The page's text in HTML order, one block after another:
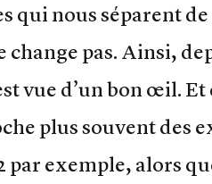
qui nous séparent
change pas. Ainsi,
vue d’un bon œil.
plus souvent des
exemple, alors